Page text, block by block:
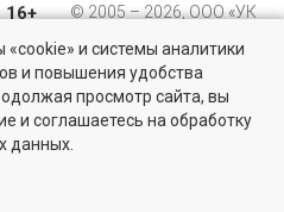
вариантов на вторичом
16+
© 2005 – 2026, ООО «УК
196105, Санкт-
Петербург, пр. Юрия
Гагарина, 1
и системы аналитики
и повышения удобства
просмотр сайта, вы
и соглашаетесь на обработку
данных.